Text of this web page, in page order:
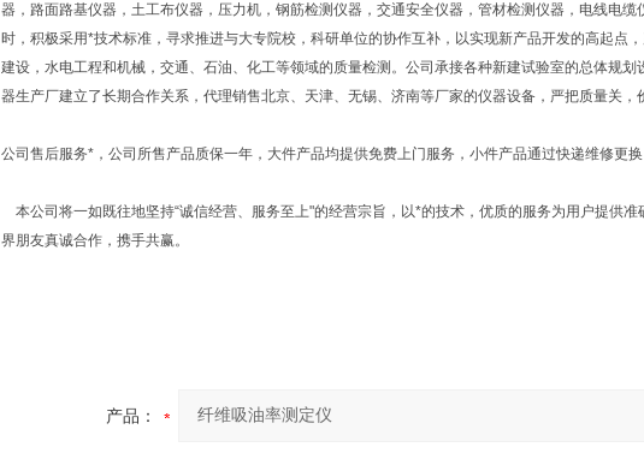
器，路面路基仪器，土工布仪器，压力机，钢筋检测仪器，交通安全仪器，管材检测仪器，电线电
时，积极采用*技术标准，寻求推进与大专院校，科研单位的协作互补，以实现新产品开发的高起点
建设，水电工程和机械，交通、石油、化工等领域的质量检测。公司承接各种新建试验室的总体规
器生产厂建立了长期合作关系，代理销售北京、天津、无锡、济南等厂家的仪器设备，严把质量关，
公司售后服务*，公司所售产品质保一年，大件产品均提供免费上门服务，小件产品通过快递维修更换
本公司将一如既往地坚持“诚信经营、服务至上"的经营宗旨，以*的技术，优质的服务为用户提供
界朋友真诚合作，携手共赢。
产品：